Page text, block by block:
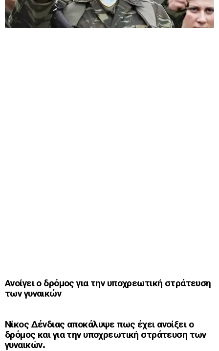
Ανοίγει ο δρόμος για την υποχρεωτική στράτευση
των γυναικών
Νίκος Δένδιας αποκάλυψε πως έχει ανοίξει ο
δρόμος και για την υποχρεωτική στράτευση των
γυναικών.